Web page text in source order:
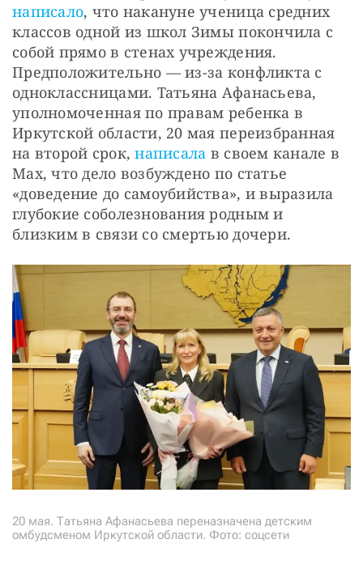
написало, что накануне ученица средних
классов одной из школ Зимы покончила с
собой прямо в стенах учреждения.
Предположительно — из-за конфликта с
одноклассницами. Татьяна Афанасьева,
уполномоченная по правам ребенка в
Иркутской области, 20 мая переизбранная
на второй срок, написала в своем канале в
Мах, что дело возбуждено по статье
«доведение до самоубийства», и выразила
глубокие соболезнования родным и
близким в связи со смертью дочери.
20 мая. Татьяна Афанасьева переназначена детским
омбудсменом Иркутской области. Фото: соцсети